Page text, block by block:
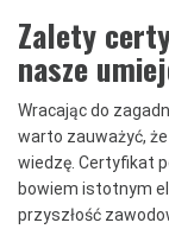
Zalety
nasze
Wracając do
warto zauważyć,
wiedzę. Certyfikat
bowiem istotnym
przyszłość